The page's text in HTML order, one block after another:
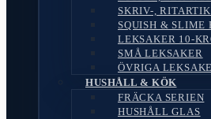
SKRIV-,
SQUISH & SLIME
LEKSAKER 10-
SMÅ LEKSAKER
ÖVRIGA
HUSHÅLL & KÖK
FRÄCKA SERIEN
HUSHÅLL GLAS